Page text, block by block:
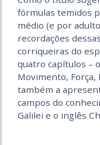
fórmulas temidos
médio (e por
recordações
corriqueiras do
quatro capítulos –
Movimento, Força,
também a
campos do
Galilei e o inglês